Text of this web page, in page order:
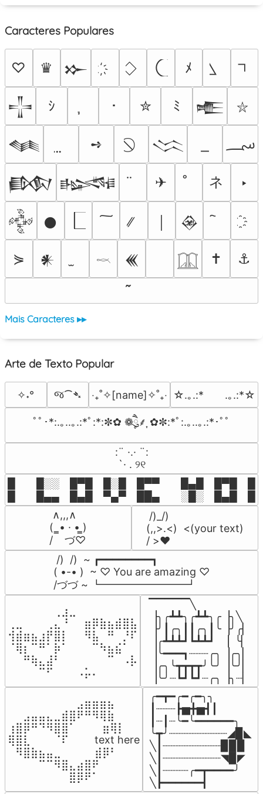
Caracteres Populares
♡ ♛ 𒁍 ﾒ
𒋲 ｼ ･ ✮ ﾐ 𒍫 ⛥
𒈝 ➺ 𒈱 ؄
𒁃 𒈙 ✈ ネ ‣
𒅒 𒊹 𒊲
⋟ 𒀭 𓎖 𒌍 𓉳 ✝ ⚓
Mais Caracteres ▸▸
Arte de Texto Popular
✧˖° જ⁀➴ ‎‧₊˚✧[name]✧˚₊‧ ☆.｡.:*　　.｡.:*☆
ﾟﾟ･*:.｡..｡.:*ﾟ:*:✼✿ ❁ཻུ۪۪⸙͎ ✿✼:*ﾟ:.｡..｡.:*･ﾟﾟ
⠀:¨ ·.· ¨:⠀
⠀ `· . ୨୧⠀
█  █░░ █▀█ █░█ █▀▀  █▄█ █▀█
█  █▄▄ █▄█ ▀▄▀ ██▄  ░█░ █▄█
∧,,,∧
(  ̳• · • ̳)
/    づ♡
/)_/)
(,,>.<)  <(your text)
/ >❤️
/)  /)  ~ ┏━━━━━━━━┓
( •-• )  ~ ♡ You are amazing ♡
/づづ ~ ┗━━━━━━━━┛
⠀⠀⠀⠀⠀⠀⢀⣰⣀⠀⠀⠀⠀⠀⠀⠀⠀
⢀⣀⠀⠀⠀⢀⣄⠘⠀⠀⣶⡿⣷⣦⣾⣿⣧
⢺⣾⣶⣦⣰⡟⣿⡇⠀⠀⠻⣧⠀⠛⠀⡘⠏
⠈⢿⡆⠉⠛⠁⡷⠁⠀⠀⠀⠉⠳⣦⣮⠁⠀
⠀⠀⠛⢷⣄⣼⠃⠀⠀⠀⠀⠀⠀⠉⠀⠠⡧
⠀⠀⠀⠀⠉⠋⠀⠀⠀⠠⡥⠄⠀⠀⠀⠀⠀
▔▔▔▔▔╲
▕╮╭┻┻╮╭┻┻╮╭▕╮╲
▕╯┃╭╮┃┃╭╮┃╰▕╯╭▏
▕╭┻┻┻┛┗┻┻┛  ▕  ╰▏
▕╰━━━┓┈┈┈╭╮▕╭╮▏
▕╭╮╰┳┳┳┳╯╰╯▕╰╯▏
▕╰╯┈┗┛┗┛┈╭╮▕╮┈▏
⠀⠀⠀⠀⠀⠀⠀⠀⠀⣠⣶⣶⣶⣦⠀⠀
⠀⠀⣠⣤⣤⣄⣀⣾⣿⠟⠛⠻⢿⣷⠀
⢰⣿⡿⠛⠙⠻⣿⣿⠁⠀⠀ ⠀⣶⢿⡇
⢿⣿⣇⠀⠀⠀⠈⠏⠀⠀⠀ text here
⠀⠻⣿⣷⣦⣤⣀⠀⠀⠀ ⠀⣾⡿⠃⠀
⠀⠀⠀⠀⠉⠉⠻⣿⣄⣴⣿⠟⠀⠀⠀
⠀⠀⠀⠀⠀⠀⠀⠀⣿⡿⠟⠁⠀⠀⠀
╭━┳━╭━╭━╮╮
┃┈┈┈┣▅╋▅┫┃
┃┈┃┈╰━╰━━━━━━╮
╰┳╯┈┈┈┈┈┈┈┈┈◢▉◣
╲┃┈┈┈┈┈┈┈┈┈▉▉▉
╲┃┈┈┈┈┈┈┈┈┈◥▉◤
╲┃┈┈┈┈╭━┳━━━━╯
╲┣━━━━━━┫﻿